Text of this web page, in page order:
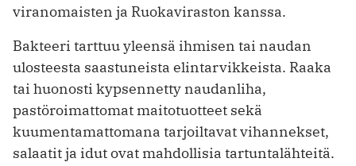
viranomaisten ja Ruokaviraston kanssa.
Bakteeri tarttuu yleensä ihmisen tai naudan
ulosteesta saastuneista elintarvikkeista. Raaka
tai huonosti kypsennetty naudanliha,
pastöroimattomat maitotuotteet sekä
kuumentamattomana tarjoiltavat vihannekset,
salaatit ja idut ovat mahdollisia tartuntalähteitä.